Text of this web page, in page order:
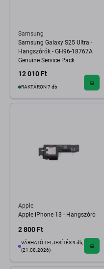
Samsung
Samsung Galaxy S25 Ultra -
Hangszórók - GH96-18767A
Genuine Service Pack
12 010 Ft
RAKTÁRON 7 db
Apple
Apple iPhone 13 - Hangszóró
2 800 Ft
VÁRHATÓ TELJESÍTÉS 9 db,
(21.08.2026)